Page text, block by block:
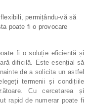
permițându-vă să
poate fi o provocare
fi o soluție eficientă și
dificilă. Este esențial să
de a solicita un astfel
termenii și condițiile
Cu cercetarea și
rapid de numerar poate fi